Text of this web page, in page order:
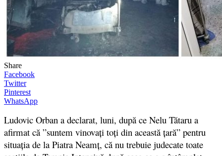
Share
Facebook
Twitter
Pinterest
WhatsApp
Ludovic Orban a declarat, luni, după ce Nelu Tătaru a
afirmat că ”suntem vinovaţi toţi din această ţară” pentru
situaţia de la Piatra Neamţ, că nu trebuie judecate toate